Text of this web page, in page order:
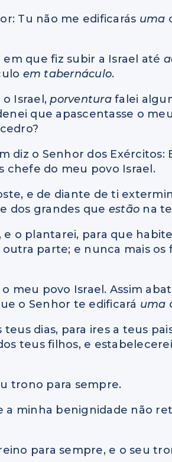
Tu não me edificarás uma
que fiz subir a Israel até
em tabernáculo.
o Israel,porventurafalei
que apascentasse o
diz o Senhor dos Exércitos:
chefe do meu povo Israel.
e de diante de ti
dos grandes que estão na
o plantarei, para que
parte; e nunca mais os
meu povo Israel. Assim
o Senhor te edificará uma
dias, para ires a teus
teus filhos, e
trono para sempre.
a minha benignidade não
para sempre, e o seu